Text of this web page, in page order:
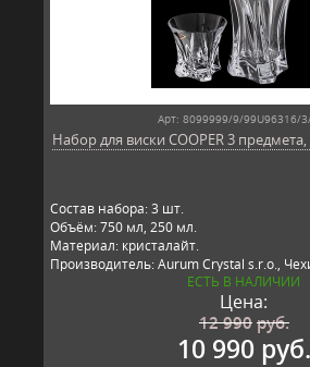
Арт: 8099999/9/99U96316/
Набор для виски COOPER 3
Состав набора: 3 шт.
Объём: 750 мл, 250 мл.
Материал: кристалайт.
Производитель: Aurum Crystal s.r.o.,
ЕСТЬ В НАЛИЧИИ
Цена:
12 990 руб.
10 990 руб.